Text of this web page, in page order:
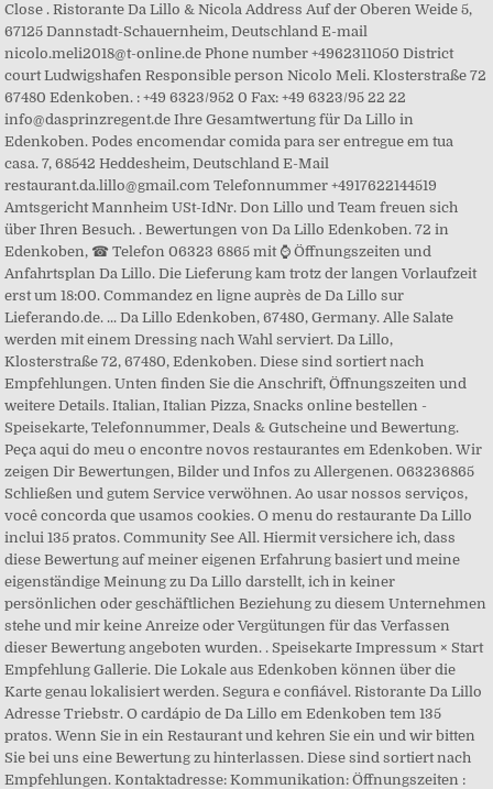
Close . Ristorante Da Lillo & Nicola Address Auf der Oberen Weide 5,
67125 Dannstadt-Schauernheim, Deutschland E-mail
nicolo.meli2018@t-online.de Phone number +4962311050 District
court Ludwigshafen Responsible person Nicolo Meli. Klosterstraße 72
67480 Edenkoben. : +49 6323/952 0 Fax: +49 6323/95 22 22
info@dasprinzregent.de Ihre Gesamtwertung für Da Lillo in
Edenkoben. Podes encomendar comida para ser entregue em tua
casa. 7, 68542 Heddesheim, Deutschland E-Mail
restaurant.da.lillo@gmail.com Telefonnummer +4917622144519
Amtsgericht Mannheim USt-IdNr. Don Lillo und Team freuen sich
über Ihren Besuch. . Bewertungen von Da Lillo Edenkoben. 72 in
Edenkoben, ☎ Telefon 06323 6865 mit ⌚ Öffnungszeiten und
Anfahrtsplan Da Lillo. Die Lieferung kam trotz der langen Vorlaufzeit
erst um 18:00. Commandez en ligne auprès de Da Lillo sur
Lieferando.de. ... Da Lillo Edenkoben, 67480, Germany. Alle Salate
werden mit einem Dressing nach Wahl serviert. Da Lillo,
Klosterstraße 72, 67480, Edenkoben. Diese sind sortiert nach
Empfehlungen. Unten finden Sie die Anschrift, Öffnungszeiten und
weitere Details. Italian, Italian Pizza, Snacks online bestellen -
Speisekarte, Telefonnummer, Deals & Gutscheine und Bewertung.
Peça aqui do meu o encontre novos restaurantes em Edenkoben. Wir
zeigen Dir Bewertungen, Bilder und Infos zu Allergenen. 063236865
Schließen und gutem Service verwöhnen. Ao usar nossos serviços,
você concorda que usamos cookies. O menu do restaurante Da Lillo
inclui 135 pratos. Community See All. Hiermit versichere ich, dass
diese Bewertung auf meiner eigenen Erfahrung basiert und meine
eigenständige Meinung zu Da Lillo darstellt, ich in keiner
persönlichen oder geschäftlichen Beziehung zu diesem Unternehmen
stehe und mir keine Anreize oder Vergütungen für das Verfassen
dieser Bewertung angeboten wurden. . Speisekarte Impressum × Start
Empfehlung Gallerie. Die Lokale aus Edenkoben können über die
Karte genau lokalisiert werden. Segura e confiável. Ristorante Da Lillo
Adresse Triebstr. O cardápio de Da Lillo em Edenkoben tem 135
pratos. Wenn Sie in ein Restaurant und kehren Sie ein und wir bitten
Sie bei uns eine Bewertung zu hinterlassen. Diese sind sortiert nach
Empfehlungen. Kontaktadresse: Kommunikation: Öffnungszeiten :